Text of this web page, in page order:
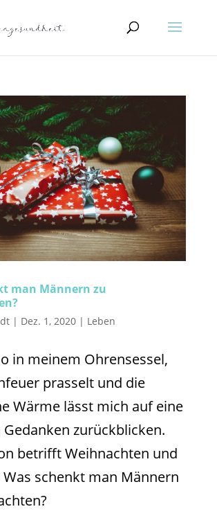
man Männern zu
| Dez. 1, 2020| Leben
in meinem Ohrensessel,
prasselt und die
Wärme lässt mich auf eine
Gedanken zurückblicken.
betrifft Weihnachten und
Was schenkt man Männern